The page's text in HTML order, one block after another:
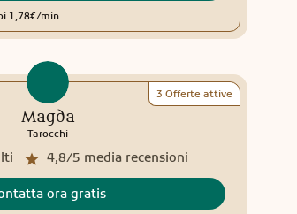
1,78€/min
3 Offerte attive
Magda
Tarocchi
4,8/5 media recensioni
ora gratis